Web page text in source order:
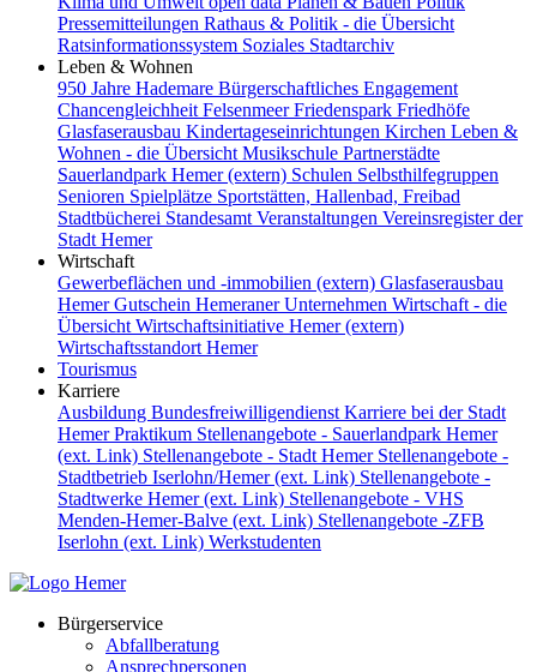
Pressemitteilungen Rathaus & Politik - die Übersicht
Ratsinformationssystem Soziales Stadtarchiv
Leben & Wohnen
950 Jahre Hademare Bürgerschaftliches Engagement
Chancengleichheit FelsenmeerFriedenspark Friedhöfe
Glasfaserausbau Kindertageseinrichtungen Kirchen Leben &
Wohnen - die Übersicht Musikschule Partnerstädte
Sauerlandpark Hemer (extern) Schulen Selbsthilfegruppen
Senioren Spielplätze Sportstätten, Hallenbad, Freibad
Stadtbücherei Standesamt Veranstaltungen Vereinsregister der
Stadt Hemer
Wirtschaft
Gewerbeflächen und -immobilien (extern) Glasfaserausbau
Hemer Gutschein Hemeraner Unternehmen Wirtschaft - die
Übersicht Wirtschaftsinitiative Hemer (extern)
Wirtschaftsstandort Hemer
Tourismus
Karriere
Ausbildung Bundesfreiwilligendienst Karriere bei der Stadt
HemerPraktikum Stellenangebote - Sauerlandpark Hemer
(ext. Link) Stellenangebote - Stadt Hemer Stellenangebote -
Stadtbetrieb Iserlohn/Hemer (ext. Link) Stellenangebote -
Stadtwerke Hemer (ext. Link) Stellenangebote - VHS
Menden-Hemer-Balve (ext. Link) Stellenangebote -ZFB
Iserlohn (ext. Link) Werkstudenten
Bürgerservice
Abfallberatung
Ansprechpersonen